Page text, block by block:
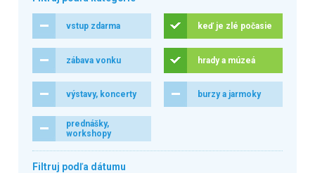
vstup zdarma keď je zlé počasie
zábava vonku hrady a múzeá
výstavy, koncerty burzy a jarmoky
prednášky,
workshopy
Filtruj podľa dátumu